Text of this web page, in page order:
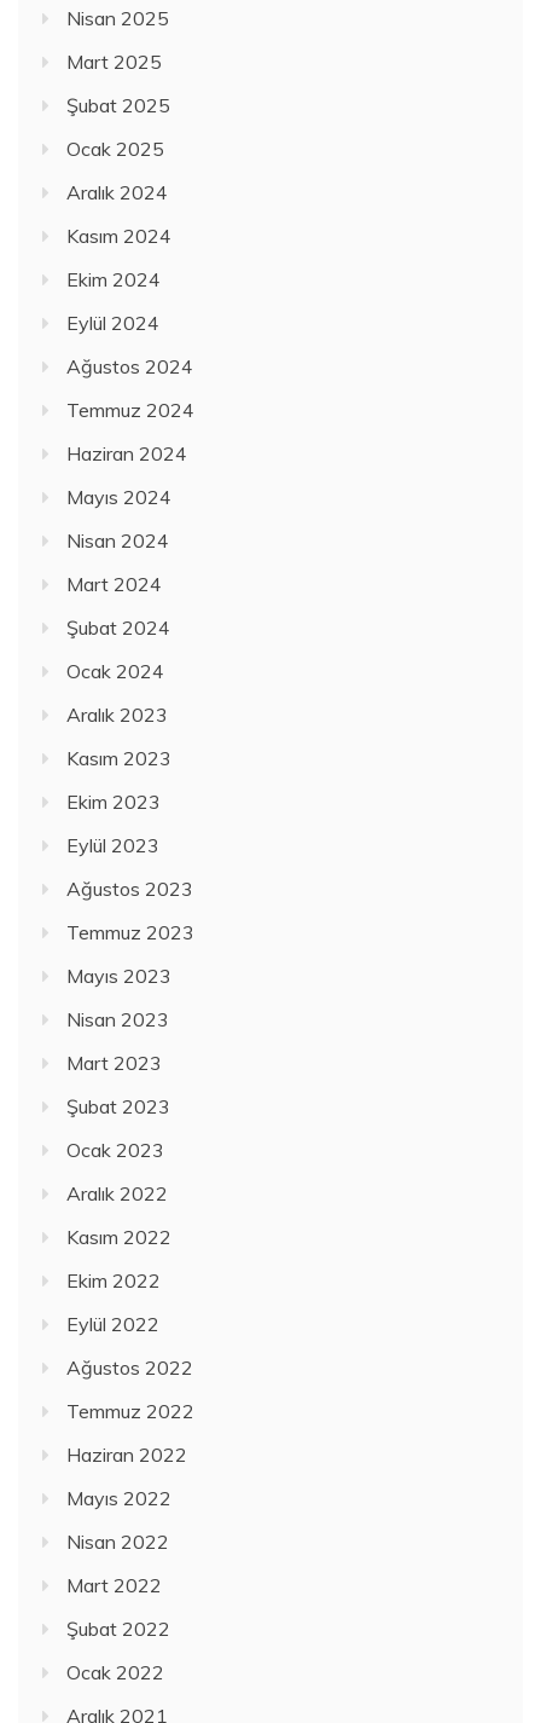
Nisan 2025
Mart 2025
Şubat 2025
Ocak 2025
Aralık 2024
Kasım 2024
Ekim 2024
Eylül 2024
Ağustos 2024
Temmuz 2024
Haziran 2024
Mayıs 2024
Nisan 2024
Mart 2024
Şubat 2024
Ocak 2024
Aralık 2023
Kasım 2023
Ekim 2023
Eylül 2023
Ağustos 2023
Temmuz 2023
Mayıs 2023
Nisan 2023
Mart 2023
Şubat 2023
Ocak 2023
Aralık 2022
Kasım 2022
Ekim 2022
Eylül 2022
Ağustos 2022
Temmuz 2022
Haziran 2022
Mayıs 2022
Nisan 2022
Mart 2022
Şubat 2022
Ocak 2022
Aralık 2021